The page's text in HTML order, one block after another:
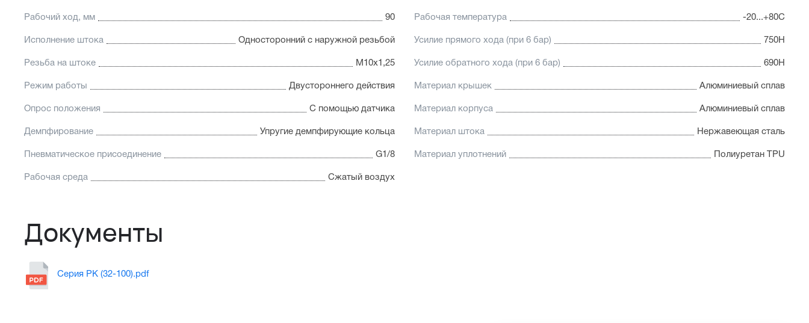
Рабочий ход, мм 90 Рабочая температура -20...+80С
Исполнение штока Односторонний с наружной резьбой Усилие прямого хода (при 6 бар) 750Н
Резьба на штоке М10х1,25 Усилие обратного хода (при 6 бар) 690Н
Режим работы Двустороннего действия Материал крышек Алюминиевый сплав
Опрос положения С помощью датчика Материал корпуса Алюминиевый сплав
Демпфирование Упругие демпфирующие кольца Материал штока Нержавеющая сталь
Пневматическое присоединение G1/8 Материал уплотнений Полиуретан TPU
Рабочая среда Сжатый воздух
Документы
Серия PK (32-100).pdf